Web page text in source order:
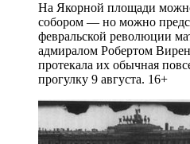
На Якорной площади
собором — но можно
февральской революции
адмиралом Робертом
протекала их обычная
прогулку 9 августа. 16+